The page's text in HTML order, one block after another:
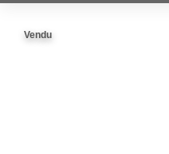
Nos
Vendu